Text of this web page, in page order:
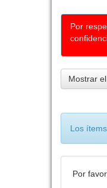
Por
Mostrar
Los
Por